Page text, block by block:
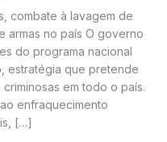
combate à lavagem de
armas no país O governo
do programa nacional
estratégia que pretende
em todo o país.
enfraquecimento
[…]